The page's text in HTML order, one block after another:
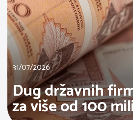
31/07/2026
Dug državnih
za više od 100